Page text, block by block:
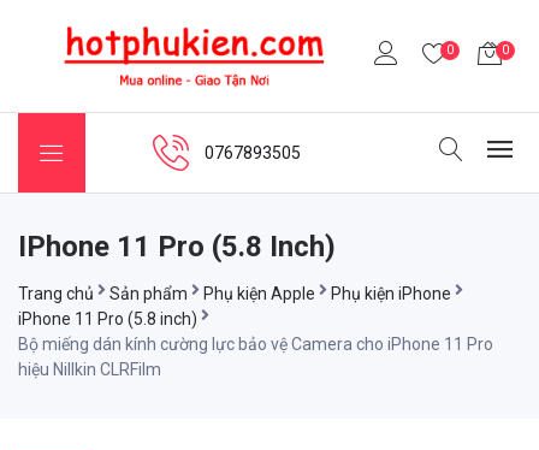
0 0
0767893505
IPhone 11 Pro (5.8 Inch)
Trang chủ Sản phẩm Phụ kiện Apple
Phụ kiện iPhone
iPhone 11 Pro (5.8 inch)
Bộ miếng dán kính cường lực bảo vệ Camera cho iPhone 11 Pro
hiệu Nillkin CLRFilm